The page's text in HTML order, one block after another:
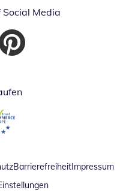
Social Media
Fenster
neuem Fenster
Öffnet in neuem Fenster
Fenster
in neuem Fenster
BarrierefreiheitImpressum